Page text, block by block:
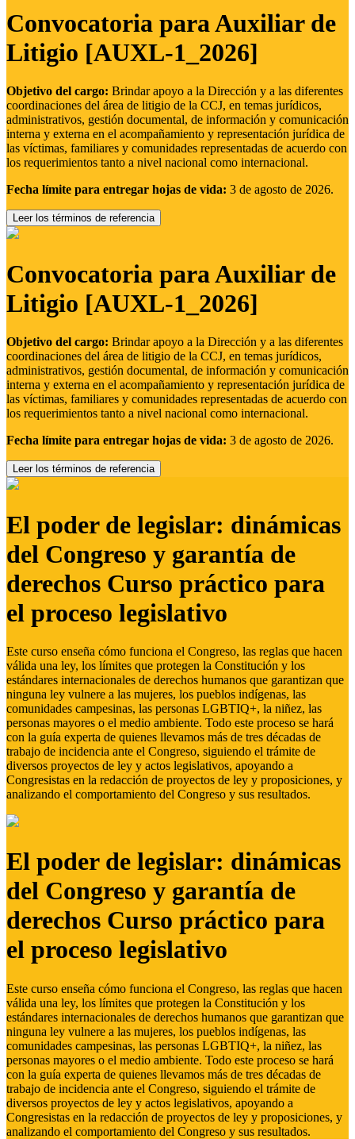
Convocatoria para Auxiliar de
Litigio [AUXL-1_2026]
Objetivo del cargo: Brindar apoyo a la Dirección y a las diferentes
coordinaciones del área de litigio de la CCJ, en temas jurídicos,
administrativos, gestión documental, de información y comunicación
interna y externa en el acompañamiento y representación jurídica de
las víctimas, familiares y comunidades representadas de acuerdo con
los requerimientos tanto a nivel nacional como internacional.
Fecha límite para entregar hojas de vida: 3 de agosto de 2026.
Leer los términos de referencia
Convocatoria para Auxiliar de
Litigio [AUXL-1_2026]
Objetivo del cargo: Brindar apoyo a la Dirección y a las diferentes
coordinaciones del área de litigio de la CCJ, en temas jurídicos,
administrativos, gestión documental, de información y comunicación
interna y externa en el acompañamiento y representación jurídica de
las víctimas, familiares y comunidades representadas de acuerdo con
los requerimientos tanto a nivel nacional como internacional.
Fecha límite para entregar hojas de vida: 3 de agosto de 2026.
Leer los términos de referencia
El poder de legislar: dinámicas
del Congreso y garantía de
derechos Curso práctico para
el proceso legislativo
Este curso enseña cómo funciona el Congreso, las reglas que hacen
válida una ley, los límites que protegen la Constitución y los
estándares internacionales de derechos humanos que garantizan que
ninguna ley vulnere a las mujeres, los pueblos indígenas, las
comunidades campesinas, las personas LGBTIQ+, la niñez, las
personas mayores o el medio ambiente. Todo este proceso se hará
con la guía experta de quienes llevamos más de tres décadas de
trabajo de incidencia ante el Congreso, siguiendo el trámite de
diversos proyectos de ley y actos legislativos, apoyando a
Congresistas en la redacción de proyectos de ley y proposiciones, y
analizando el comportamiento del Congreso y sus resultados.
El poder de legislar: dinámicas
del Congreso y garantía de
derechos Curso práctico para
el proceso legislativo
Este curso enseña cómo funciona el Congreso, las reglas que hacen
válida una ley, los límites que protegen la Constitución y los
estándares internacionales de derechos humanos que garantizan que
ninguna ley vulnere a las mujeres, los pueblos indígenas, las
comunidades campesinas, las personas LGBTIQ+, la niñez, las
personas mayores o el medio ambiente. Todo este proceso se hará
con la guía experta de quienes llevamos más de tres décadas de
trabajo de incidencia ante el Congreso, siguiendo el trámite de
diversos proyectos de ley y actos legislativos, apoyando a
Congresistas en la redacción de proyectos de ley y proposiciones, y
analizando el comportamiento del Congreso y sus resultados.